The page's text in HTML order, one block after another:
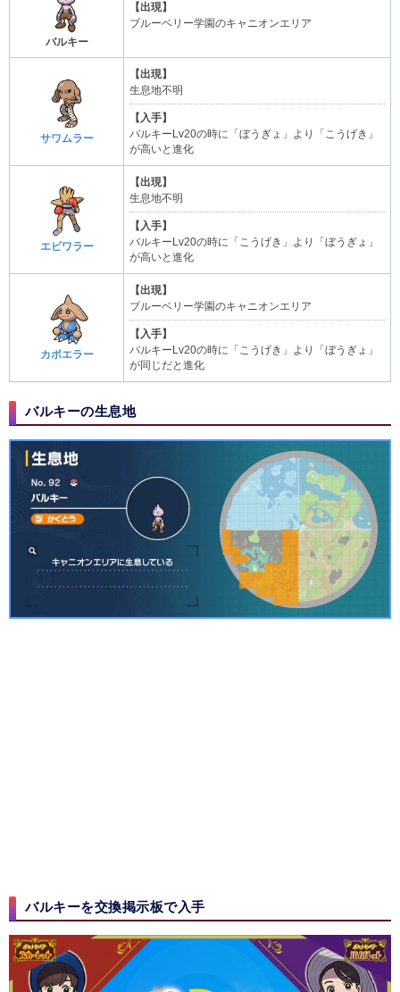
バルキー
【出現】
ブルーベリー学園のキャニオンエリア
サワムラー
【出現】
生息地不明
【入手】
バルキーLv20の時に「ぼうぎょ」より「こうげき」
が高いと進化
エビワラー
【出現】
生息地不明
【入手】
バルキーLv20の時に「こうげき」より「ぼうぎょ」
が高いと進化
カポエラー
【出現】
ブルーベリー学園のキャニオンエリア
【入手】
バルキーLv20の時に「こうげき」より「ぼうぎょ」
が同じだと進化
バルキーの生息地
バルキーを交換掲示板で入手